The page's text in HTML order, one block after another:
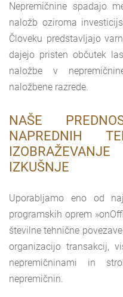
Nepremičnine spadajo
naložb oziroma
Človeku predstavljajo
dajejo pristen občutek
naložbe v
naložbene razrede.
NAŠE
NAPREDNIH
IZKUŠNJE
Uporabljamo eno od
programskih oprem
številne tehnične
organizacijo transakcij,
nepremičninami in
nepremičnin.